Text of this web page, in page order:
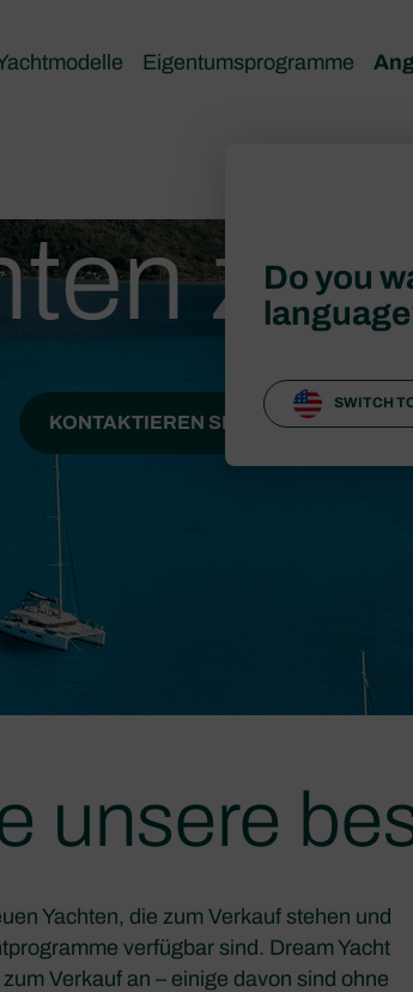
Eigentumsprogramme
zu
KONTAKTIEREN SIE UNS
unsere
Yachten, die zum Verkauf stehen und
verfügbar sind. Dream Yacht
Verkauf an – einige davon sind ohne
Do you
SWITCH